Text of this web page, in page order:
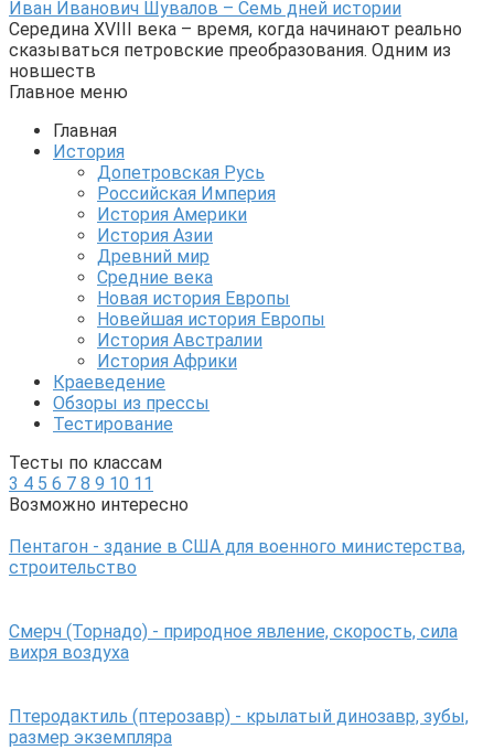
Иван Иванович Шувалов – Семь дней истории
Середина XVIII века – время, когда начинают реально
сказываться петровские преобразования. Одним из
новшеств
Главное меню
Главная
История
Допетровская Русь
Российская Империя
История Америки
История Азии
Древний мир
Средние века
Новая история Европы
Новейшая история Европы
История Австралии
История Африки
Краеведение
Обзоры из прессы
Тестирование
Тесты по классам
3 4 5 6 7 8 9 10 11
Возможно интересно
Пентагон - здание в США для военного министерства,
строительство
Смерч (Торнадо) - природное явление, скорость, сила
вихря воздуха
Птеродактиль (птерозавр) - крылатый динозавр, зубы,
размер экземпляра